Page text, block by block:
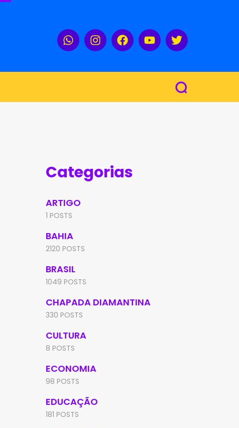
Categorias
ARTIGO
1 POSTS
BAHIA
2120 POSTS
BRASIL
1049 POSTS
CHAPADA DIAMANTINA
330 POSTS
CULTURA
8 POSTS
ECONOMIA
98 POSTS
EDUCAÇÃO
181 POSTS